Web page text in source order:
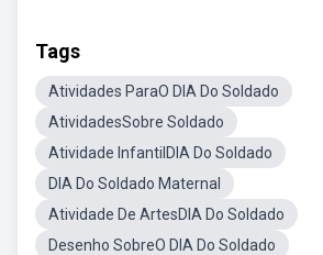
Tags
Atividades ParaO DIA Do Soldado
AtividadesSobre Soldado
Atividade InfantilDIA Do Soldado
DIA Do Soldado Maternal
Atividade De ArtesDIA Do Soldado
Desenho SobreO DIA Do Soldado